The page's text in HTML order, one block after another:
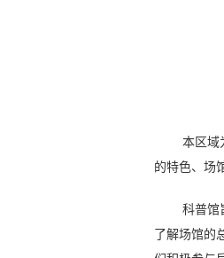
本区域
的特色、场
科普馆
了解场馆的